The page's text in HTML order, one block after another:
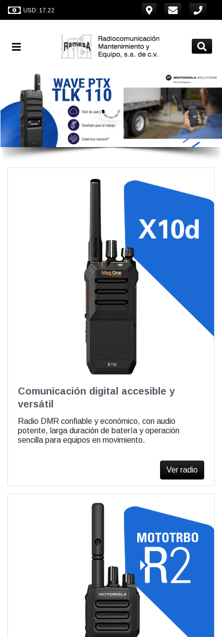
USD: 17.22
Comunicación digital accesible y
versátil
Radio DMR confiable y económico, con audio
potente, larga duración de batería y operación
sencilla para equipos en movimiento.
Ver radio